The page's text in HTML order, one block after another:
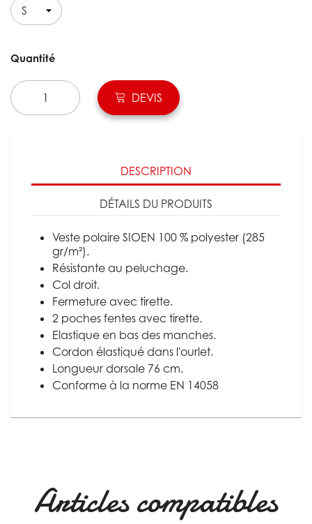
Quantité
DEVIS
DESCRIPTION
DÉTAILS DU PRODUITS
Veste polaire SIOEN 100 % polyester (285
gr/m²).
Résistante au peluchage.
Col droit.
Fermeture avec tirette.
2 poches fentes avec tirette.
Elastique en bas des manches.
Cordon élastiqué dans l'ourlet.
Longueur dorsale 76 cm.
Conforme à la norme EN 14058
Articles compatibles